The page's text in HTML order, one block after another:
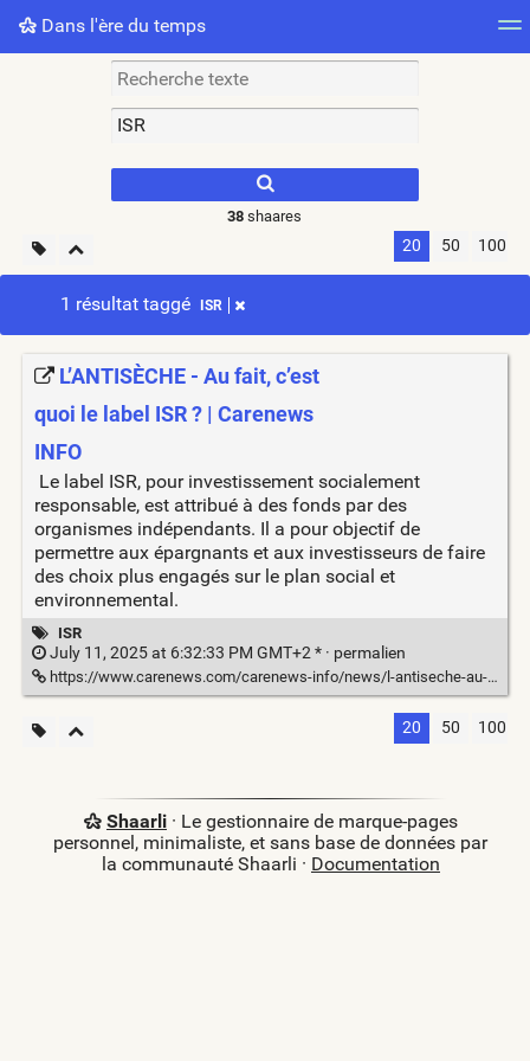
Dans l'ère du temps
Nuage de tags Mur d'images
38 shaares
20 50 100
1 résultat taggé ISR
L’ANTISÈCHE - Au fait, c’est
quoi le label ISR ? | Carenews
INFO
Le label ISR, pour investissement socialement
responsable, est attribué à des fonds par des
organismes indépendants. Il a pour objectif de
permettre aux épargnants et aux investisseurs de faire
des choix plus engagés sur le plan social et
environnemental.
ISR
July 11, 2025 at 6:32:33 PM GMT+2 * · permalien
https://www.carenews.com/carenews-info/news/l-antiseche-au-fait-c-est-quoi-le-label-isr
20 50 100
Shaarli· Le gestionnaire de marque-pages
personnel, minimaliste, et sans base de données par
la communauté Shaarli · Documentation